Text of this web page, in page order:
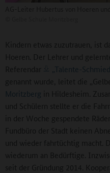
Kindern etwas zuzutrauen, ist
Hoeren. Der Lehrer und
Referendar
„Talente-
genannt wurde, leitet die
Moritzberg in Hildesheim.
und Schülern stellte er die
in der Woche gespendete
Fundbüro der Stadt keinen
und wieder fahrtüchtig macht.
wiederum an Bedürftige.
seit der Gründung 2014.